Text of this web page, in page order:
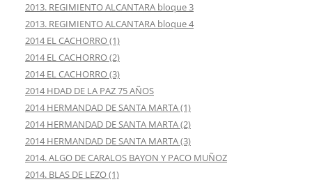
2013. REGIMIENTO ALCANTARA bloque 3
2013. REGIMIENTO ALCANTARA bloque 4
2014 EL CACHORRO (1)
2014 EL CACHORRO (2)
2014 EL CACHORRO (3)
2014 HDAD DE LA PAZ 75 AÑOS
2014 HERMANDAD DE SANTA MARTA (1)
2014 HERMANDAD DE SANTA MARTA (2)
2014 HERMANDAD DE SANTA MARTA (3)
2014. ALGO DE CARALOS BAYON Y PACO MUÑOZ
2014. BLAS DE LEZO (1)